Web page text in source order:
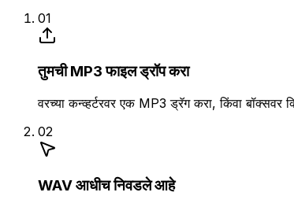
01
तुमची MP3 फाइल ड्रॉप करा
वरच्या कन्व्हर्टरवर एक MP3 ड्रॅग करा, किंवा
02
WAV आधीच निवडले आहे